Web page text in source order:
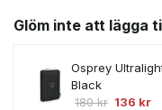
Glöm inte att lägga
Osprey
Black
180kr Det
136 kr